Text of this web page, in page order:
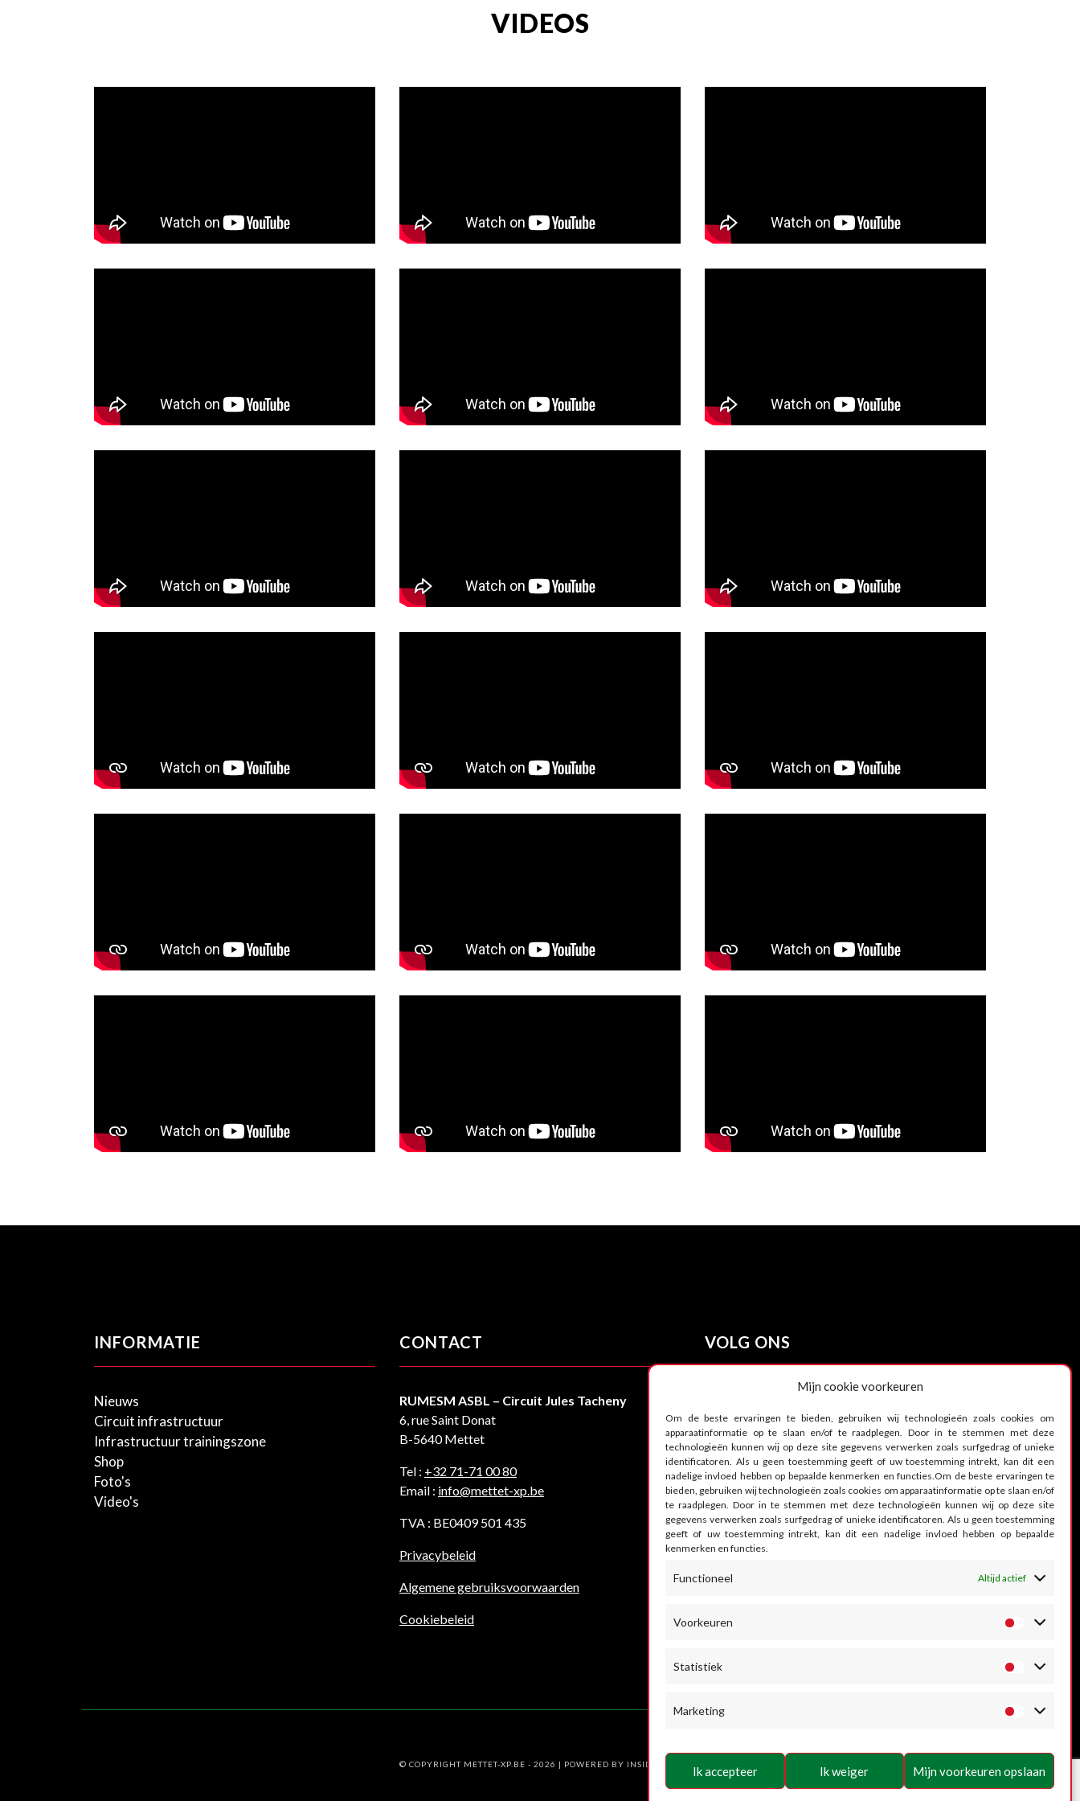
Mijn cookie voorkeuren
Om de beste ervaringen te bieden, gebruiken wij technologieën zoals cookies om
apparaatinformatie op te slaan en/of te raadplegen. Door in te stemmen met deze
technologieën kunnen wij op deze site gegevens verwerken zoals surfgedrag of unieke
identificatoren. Als u geen toestemming geeft of uw toestemming intrekt, kan dit een
nadelige invloed hebben op bepaalde kenmerken en functies.Om de beste ervaringen te
bieden, gebruiken wij technologieën zoals cookies om apparaatinformatie op te slaan en/of
te raadplegen. Door in te stemmen met deze technologieën kunnen wij op deze site
gegevens verwerken zoals surfgedrag of unieke identificatoren. Als u geen toestemming
geeft of uw toestemming intrekt, kan dit een nadelige invloed hebben op bepaalde
kenmerken en functies.
Functioneel Altijd actief
Voorkeuren
Statistiek
Marketing
Ik accepteer Ik weiger Mijn voorkeuren opslaan
VIDEOS
INFORMATIE
Nieuws
Circuit infrastructuur
Infrastructuur trainingszone
Shop
Foto's
Video's
CONTACT
RUMESM ASBL – Circuit Jules Tacheny
6, rue Saint Donat
B-5640 Mettet
Tel : +32 71-71 00 80
Email : info@mettet-xp.be
TVA : BE0409 501 435
Privacybeleid
Algemene gebruiksvoorwaarden
Cookiebeleid
VOLG ONS
© COPYRIGHT METTET-XP.BE - 2026 | POWERED BY INSIDE WEB